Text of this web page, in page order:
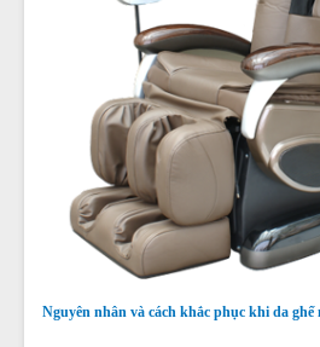
Nguyên nhân và cách khắc phục khi da ghế